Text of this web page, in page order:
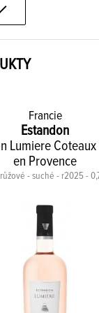
Francie
Estandon
Lumiere
en Provence
- suché - r2025 -